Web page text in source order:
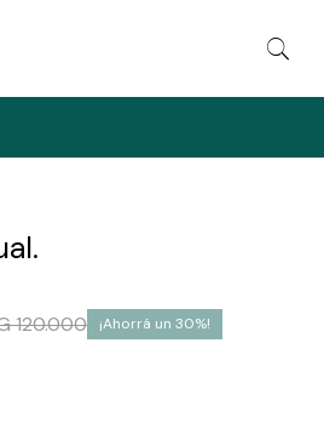
120.000 30